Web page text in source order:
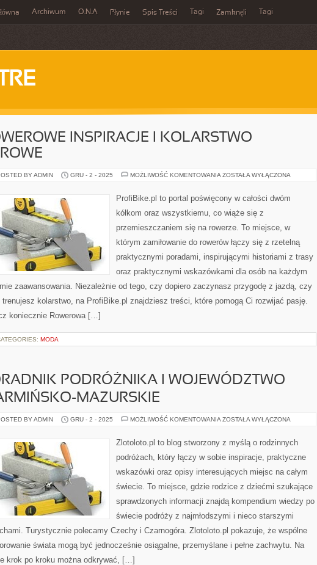
Archiwum O.N.A Płynie Spis Treści Tagi Zamknęli Tagi
INSPIRACJE I KOLARSTWO
BY ADMIN GRU - 2 - 2025 MOŻLIWOŚĆ KOMENTOWANIA ROWEROWE
KOLARSTWO
TOROWE
ZOSTAŁA WYŁĄCZONA
ProfiBike.pl to portal poświęcony w całości dwóm
kółkom oraz wszystkiemu, co wiąże się z
przemieszczaniem się na rowerze. To miejsce, w
którym zamiłowanie do rowerów łączy się z rzetelną
praktycznymi poradami, inspirującymi historiami z trasy
oraz praktycznymi wskazówkami dla osób na każdym
zaawansowania. Niezależnie od tego, czy dopiero zaczynasz przygodę z jazdą, czy
trenujesz kolarstwo, na ProfiBike.pl znajdziesz treści, które pomogą Ci rozwijać pasję.
koniecznie Rowerowa […]
MODA
PODRÓŻNIKA I WOJEWÓDZTWO
MAZURSKIE
BY ADMIN GRU - 2 - 2025 MOŻLIWOŚĆ KOMENTOWANIA PORADNIK
WOJEWÓDZTWO
WARMIŃSKO-
ZOSTAŁA WYŁĄCZONA
Zlotoloto.pl to blog stworzony z myślą o rodzinnych
podróżach, który łączy w sobie inspiracje, praktyczne
wskazówki oraz opisy interesujących miejsc na całym
świecie. To miejsce, gdzie rodzice z dziećmi szukające
sprawdzonych informacji znajdą kompendium wiedzy po
świecie podróży z najmłodszymi i nieco starszymi
Turystycznie polecamy Czechy i Czarnogóra. Zlotoloto.pl pokazuje, że wspólne
świata mogą być jednocześnie osiągalne, przemyślane i pełne zachwytu. Na
krok po kroku można odkrywać, […]